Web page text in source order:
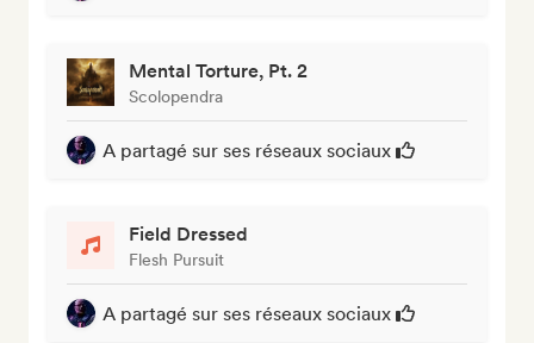
Mental Torture, Pt. 2
Scolopendra
A partagé sur ses réseaux sociaux
Field Dressed
Flesh Pursuit
A partagé sur ses réseaux sociaux